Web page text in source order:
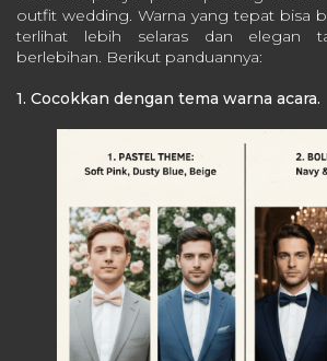
outfit wedding. Warna yang tepat bisa
terlihat lebih selaras dan elegan
berlebihan. Berikut panduannya:
1. Cocokkan dengan tema warna acara.